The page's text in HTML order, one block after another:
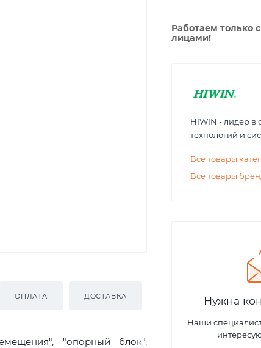
ОПЛАТА ДОСТАВКА
"опорный блок",
Работаем только
лицами!
HIWIN - лидер в
технологий и
Все товары
Все товары
Нужна
Наши